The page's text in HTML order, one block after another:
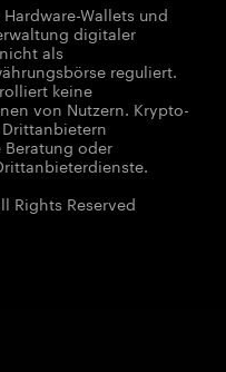
Wallets und
digitaler
als
reguliert.
keine
von Nutzern. Krypto-
oder